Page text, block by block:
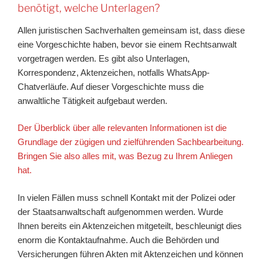
benötigt, welche Unterlagen?
Allen juristischen Sachverhalten gemeinsam ist, dass diese
eine Vorgeschichte haben, bevor sie einem Rechtsanwalt
vorgetragen werden. Es gibt also Unterlagen,
Korrespondenz, Aktenzeichen, notfalls WhatsApp-
Chatverläufe. Auf dieser Vorgeschichte muss die
anwaltliche Tätigkeit aufgebaut werden.
Der Überblick über alle relevanten Informationen ist die
Grundlage der zügigen und zielführenden Sachbearbeitung.
Bringen Sie also alles mit, was Bezug zu Ihrem Anliegen
hat.
In vielen Fällen muss schnell Kontakt mit der Polizei oder
der Staatsanwaltschaft aufgenommen werden. Wurde
Ihnen bereits ein Aktenzeichen mitgeteilt, beschleunigt dies
enorm die Kontaktaufnahme. Auch die Behörden und
Versicherungen führen Akten mit Aktenzeichen und können